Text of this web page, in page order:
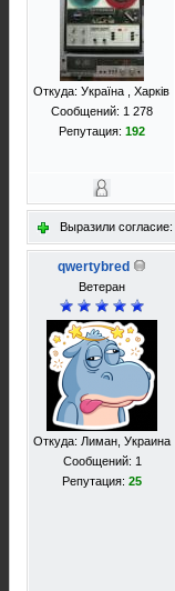
Откуда: Україна , Харків
Сообщений: 1 278
Репутация: 192
Выразили согласие:
qwertybred
Ветеран
Откуда: Лиман, Украина
Сообщений: 1
Репутация: 25